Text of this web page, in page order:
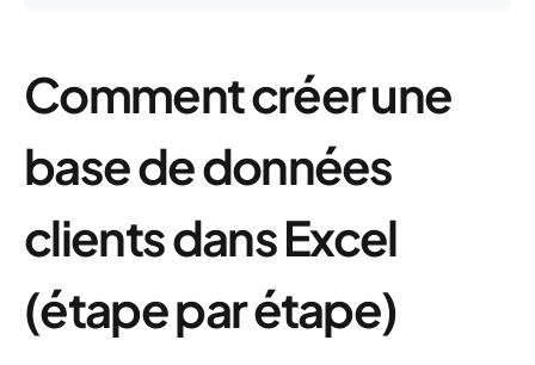
Comment créer une
base de données
clients dans Excel
(étape par étape)